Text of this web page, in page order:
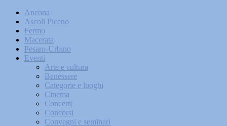
Ancona
Ascoli Piceno
Fermo
Macerata
Pesaro-Urbino
Eventi
Arte e cultura
Benessere
Categorie e luoghi
Cinema
Concerti
Concorsi
Convegni e seminari